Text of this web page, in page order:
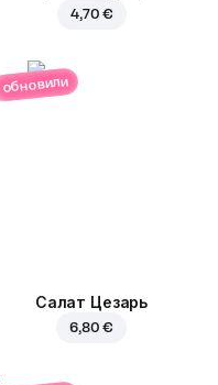
4,70 €
обновили
Салат Цезарь
6,80 €